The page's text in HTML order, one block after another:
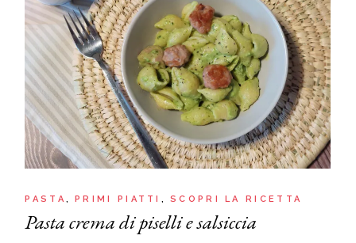
PASTA PRIMI PIATTI SCOPRI LA RICETTA
Pasta crema di piselli e salsiccia